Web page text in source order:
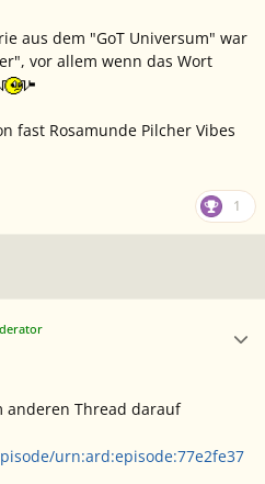
aus dem "GoT Universum" war
vor allem wenn das Wort
fast Rosamunde Pilcher Vibes
1
anderen Thread darauf
urn:ard:episode:77e2fe37